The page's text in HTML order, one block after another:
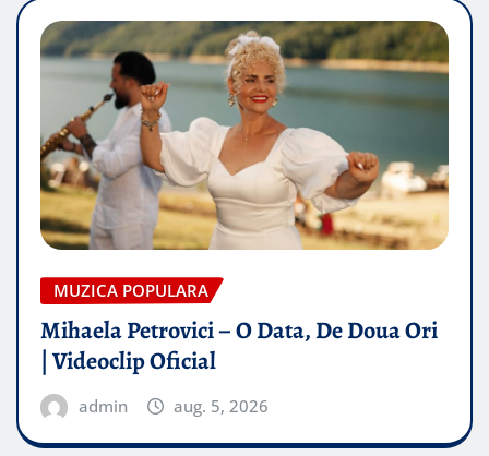
MUZICA POPULARA
Mihaela Petrovici – O Data, De Doua Ori
| Videoclip Oficial
admin aug. 5, 2026